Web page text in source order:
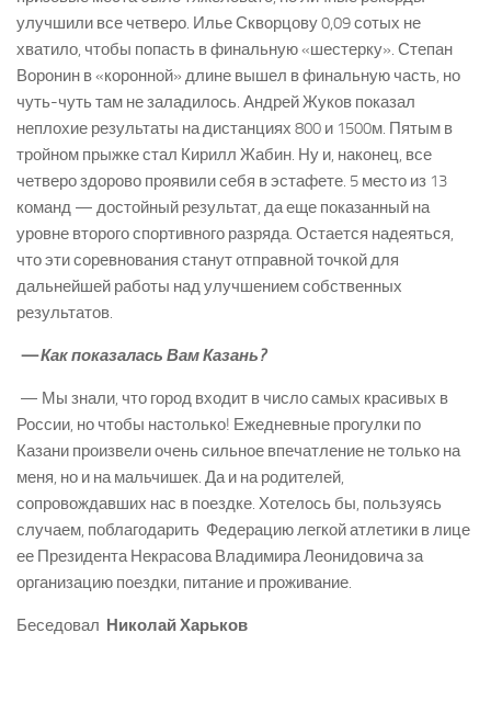
улучшили все четверо. Илье Скворцову 0,09 сотых не
хватило, чтобы попасть в финальную «шестерку». Степан
Воронин в «коронной» длине вышел в финальную часть, но
чуть-­чуть там не заладилось. Андрей Жуков показал
неплохие результаты на дистанциях 800 и 1500м. Пятым в
тройном прыжке стал Кирилл Жабин. Ну и, наконец, все
четверо здорово проявили себя в эстафете. 5 место из 13
команд — достойный результат, да еще показанный на
уровне второго спортивного разряда. Остается надеяться,
что эти соревнования станут отправной точкой для
дальнейшей работы над улучшением собственных
результатов.
— Как показалась Вам Казань?
— Мы знали, что город входит в число самых красивых в
России, но чтобы настолько! Ежедневные прогулки по
Казани произвели очень сильное впечатление не только на
меня, но и на мальчишек. Да и на родителей,
сопровождавших нас в поездке. Хотелось бы, пользуясь
случаем, поблагодарить Федерацию легкой атлетики в лице
ее Президента Некрасова Владимира Леонидовича за
организацию поездки, питание и проживание.
Беседовал Николай Харьков